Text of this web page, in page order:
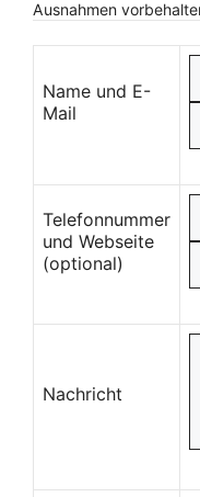
Ausnahmen
Name und E-
Mail
Telefonnummer
und Webseite
(optional)
Nachricht